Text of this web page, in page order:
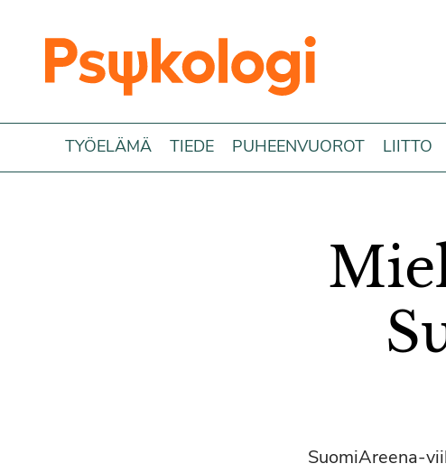
TYÖELÄMÄ TIEDE PUHEENVUOROT LIITTO
SuomiAreena-